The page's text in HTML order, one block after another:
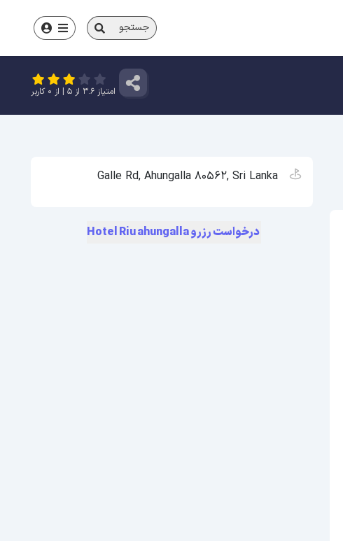
جستجو
امتیاز 3.6 از 5 | از 0 کاربر
Galle Rd, Ahungalla 80562, Sri Lanka
درخواست رزرو Hotel Riu ahungalla